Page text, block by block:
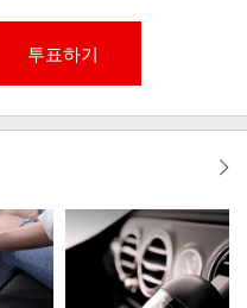
투표하기